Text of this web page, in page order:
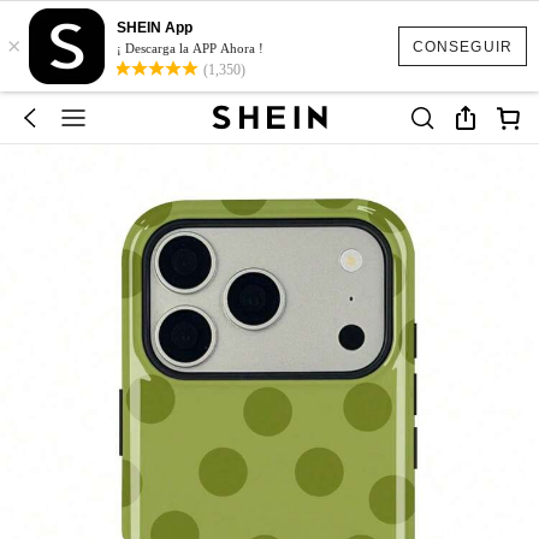
CONSEGUIR
×
SHEIN App
¡ Descarga la APP Ahora !
(1,350)